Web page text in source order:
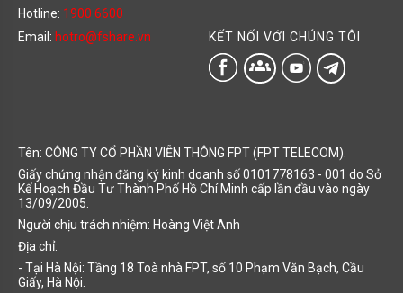
Hotline: 1900 6600
Email: hotro@fshare.vn KẾT NỐI VỚI CHÚNG TÔI
groups
Tên: CÔNG TY CỔ PHẦN VIỄN THÔNG FPT (FPT TELECOM).
Giấy chứng nhận đăng ký kinh doanh số 0101778163 - 001 do Sở
Kế Hoạch Đầu Tư Thành Phố Hồ Chí Minh cấp lần đầu vào ngày
13/09/2005.
Người chịu trách nhiệm: Hoàng Việt Anh
Địa chỉ:
- Tại Hà Nội: Tầng 18 Toà nhà FPT, số 10 Phạm Văn Bạch, Cầu
Giấy, Hà Nội.